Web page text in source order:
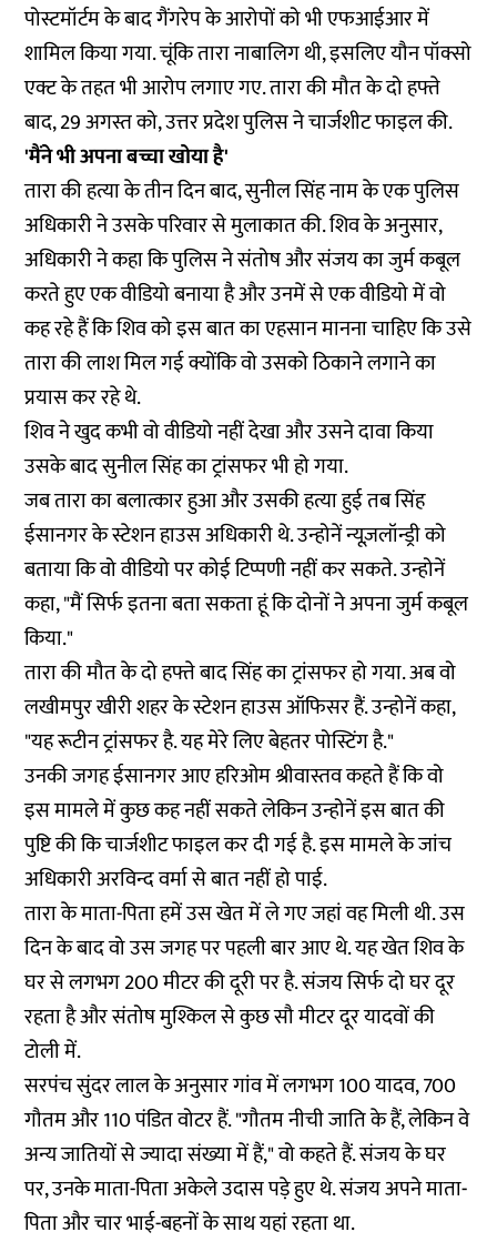
पोस्टमॉर्टम के बाद गैंगरेप के आरोपों को भी एफआईआर में
शामिल किया गया. चूंकि तारा नाबालिग थी, इसलिए यौन पॉक्सो
एक्ट के तहत भी आरोप लगाए गए. तारा की मौत के दो हफ्ते
बाद, 29 अगस्त को, उत्तर प्रदेश पुलिस ने चार्जशीट फाइल की.
'मैंने भी अपना बच्चा खोया है'
तारा की हत्या के तीन दिन बाद, सुनील सिंह नाम के एक पुलिस
अधिकारी ने उसके परिवार से मुलाकात की. शिव के अनुसार,
अधिकारी ने कहा कि पुलिस ने संतोष और संजय का जुर्म कबूल
करते हुए एक वीडियो बनाया है और उनमें से एक वीडियो में वो
कह रहे हैं कि शिव को इस बात का एहसान मानना चाहिए कि उसे
तारा की लाश मिल गई क्योंकि वो उसको ठिकाने लगाने का
प्रयास कर रहे थे.
शिव ने खुद कभी वो वीडियो नहीं देखा और उसने दावा किया
उसके बाद सुनील सिंह का ट्रांसफर भी हो गया.
जब तारा का बलात्कार हुआ और उसकी हत्या हुई तब सिंह
ईसानगर के स्टेशन हाउस अधिकारी थे. उन्होनें न्यूज़लॉन्ड्री को
बताया कि वो वीडियो पर कोई टिप्पणी नहीं कर सकते. उन्होनें
कहा, "मैं सिर्फ इतना बता सकता हूं कि दोनों ने अपना जुर्म कबूल
किया."
तारा की मौत के दो हफ्ते बाद सिंह का ट्रांसफर हो गया. अब वो
लखीमपुर खीरी शहर के स्टेशन हाउस ऑफिसर हैं. उन्होनें कहा,
"यह रूटीन ट्रांसफर है. यह मेरे लिए बेहतर पोस्टिंग है."
उनकी जगह ईसानगर आए हरिओम श्रीवास्तव कहते हैं कि वो
इस मामले में कुछ कह नहीं सकते लेकिन उन्होनें इस बात की
पुष्टि की कि चार्जशीट फाइल कर दी गई है. इस मामले के जांच
अधिकारी अरविन्द वर्मा से बात नहीं हो पाई.
तारा के माता-पिता हमें उस खेत में ले गए जहां वह मिली थी. उस
दिन के बाद वो उस जगह पर पहली बार आए थे. यह खेत शिव के
घर से लगभग 200 मीटर की दूरी पर है. संजय सिर्फ दो घर दूर
रहता है और संतोष मुश्किल से कुछ सौ मीटर दूर यादवों की
टोली में.
सरपंच सुंदर लाल के अनुसार गांव में लगभग 100 यादव, 700
गौतम और 110 पंडित वोटर हैं. "गौतम नीची जाति के हैं, लेकिन वे
अन्य जातियों से ज्यादा संख्या में हैं," वो कहते हैं. संजय के घर
पर, उनके माता-पिता अकेले उदास पड़े हुए थे. संजय अपने माता-
पिता और चार भाई-बहनों के साथ यहां रहता था.